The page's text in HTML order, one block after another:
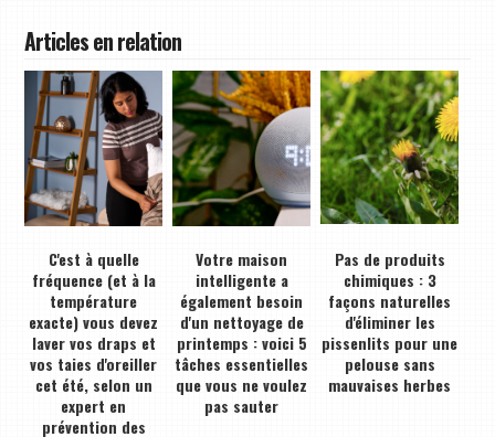
Articles en relation
C'est à quelle
fréquence (et à la
température
exacte) vous devez
laver vos draps et
vos taies d'oreiller
cet été, selon un
expert en
prévention des
Votre maison
intelligente a
également besoin
d'un nettoyage de
printemps : voici 5
tâches essentielles
que vous ne voulez
pas sauter
Pas de produits
chimiques : 3
façons naturelles
d'éliminer les
pissenlits pour une
pelouse sans
mauvaises herbes